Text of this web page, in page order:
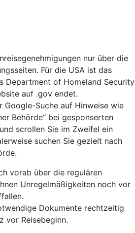
nur über die
Für die USA ist das
Department of Homeland Security
auf .gov endet.
Google-Suche auf Hinweise wie
Behörde“ bei gesponserten
scrollen Sie im Zweifel ein
suchen Sie gezielt nach
vorab über die regulären
Unregelmäßigkeiten noch vor
Dokumente rechtzeitig
vor Reisebeginn.